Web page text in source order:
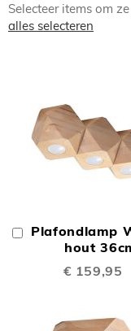
Selecteer items om
alles selecteren
Plafondlamp
hout
€ 159,95
In
Winkelwagen